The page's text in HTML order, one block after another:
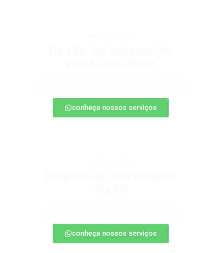
conheça nossos serviços
conheça nossos serviços